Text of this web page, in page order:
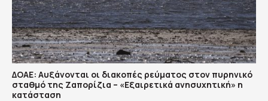
ΔΟΑΕ: Αυξάνονται οι διακοπές ρεύματος στον πυρηνικό
σταθμό της Ζαπορίζια – «Εξαιρετικά ανησυχητική» η
κατάσταση